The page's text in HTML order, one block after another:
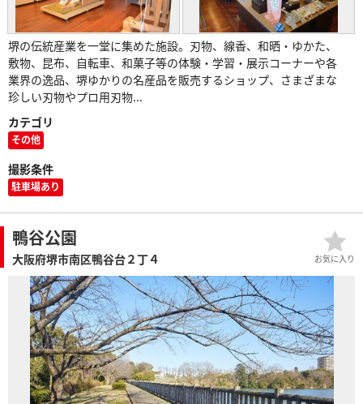
堺の伝統産業を一堂に集めた施設。刃物、線香、和晒・ゆかた、
敷物、昆布、自転車、和菓子等の体験・学習・展示コーナーや各
業界の逸品、堺ゆかりの名産品を販売するショップ、さまざまな
珍しい刃物やプロ用刃物...
カテゴリ
その他
撮影条件
駐車場あり
鴨谷公園
大阪府堺市南区鴨谷台２丁４ お気に入り